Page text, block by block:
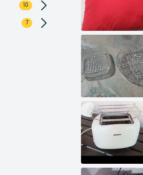
10
7